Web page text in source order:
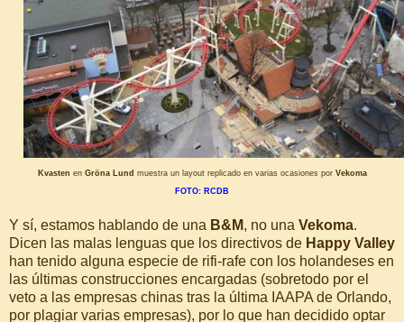
Kvasten en Gröna Lund muestra un layout replicado en varias ocasiones por Vekoma
FOTO: RCDB
Y sí, estamos hablando de una B&M, no una Vekoma.
Dicen las malas lenguas que los directivos de Happy Valley
han tenido alguna especie de rifi-rafe con los holandeses en
las últimas construcciones encargadas (sobretodo por el
veto a las empresas chinas tras la última IAAPA de Orlando,
por plagiar varias empresas), por lo que han decidido optar